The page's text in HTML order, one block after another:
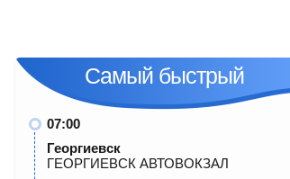
Самый быстрый
07:00
Георгиевск
ГЕОРГИЕВСК АВТОВОКЗАЛ